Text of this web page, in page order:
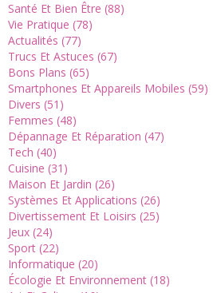
Santé Et Bien Être (88)
Vie Pratique (78)
Actualités (77)
Trucs Et Astuces (67)
Bons Plans (65)
Smartphones Et Appareils Mobiles (59)
Divers (51)
Femmes (48)
Dépannage Et Réparation (47)
Tech (40)
Cuisine (31)
Maison Et Jardin (26)
Systèmes Et Applications (26)
Divertissement Et Loisirs (25)
Jeux (24)
Sport (22)
Informatique (20)
Écologie Et Environnement (18)